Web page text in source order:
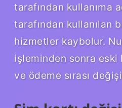
tarafından kullanıma
tarafından kullanılan
hizmetler kaybolur.
işleminden sonra
ve ödeme sırası